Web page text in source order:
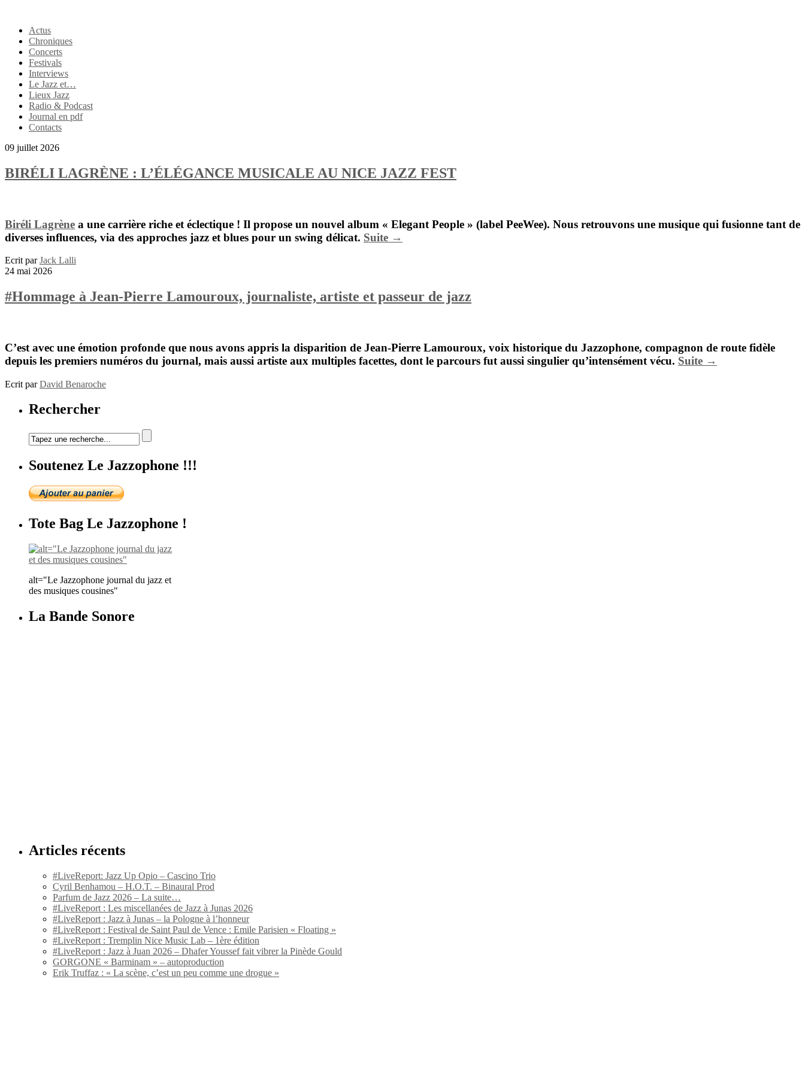
Actus
Chroniques
Concerts
Festivals
Interviews
Le Jazz et…
Lieux Jazz
Radio & Podcast
Journal en pdf
Contacts
09 juillet 2026
BIRÉLI LAGRÈNE : L’ÉLÉGANCE MUSICALE AU NICE JAZZ FEST
Biréli Lagrène a une carrière riche et éclectique ! Il propose un nouvel album « Elegant People » (label PeeWee). Nous retrouvons une musique qui fusionne tant de
diverses influences, via des approches jazz et blues pour un swing délicat. Suite →
Ecrit parJack Lalli
24 mai 2026
#Hommage à Jean-Pierre Lamouroux, journaliste, artiste et passeur de jazz
C’est avec une émotion profonde que nous avons appris la disparition de Jean-Pierre Lamouroux, voix historique du Jazzophone, compagnon de route fidèle
depuis les premiers numéros du journal, mais aussi artiste aux multiples facettes, dont le parcours fut aussi singulier qu’intensément vécu. Suite →
Ecrit parDavid Benaroche
Rechercher
Soutenez Le Jazzophone !!!
Tote Bag Le Jazzophone !
alt="Le Jazzophone journal du jazz et
des musiques cousines"
La Bande Sonore
Articles récents
#LiveReport: Jazz Up Opio – Cascino Trio
Cyril Benhamou – H.O.T. – Binaural Prod
Parfum de Jazz 2026 – La suite…
#LiveReport : Les miscellanées de Jazz à Junas 2026
#LiveReport : Jazz à Junas – la Pologne à l’honneur
#LiveReport : Festival de Saint Paul de Vence : Emile Parisien « Floating »
#LiveReport : Tremplin Nice Music Lab – 1ère édition
#LiveReport : Jazz à Juan 2026 – Dhafer Youssef fait vibrer la Pinède Gould
GORGONE « Barminam » – autoproduction
Erik Truffaz : « La scène, c’est un peu comme une drogue »